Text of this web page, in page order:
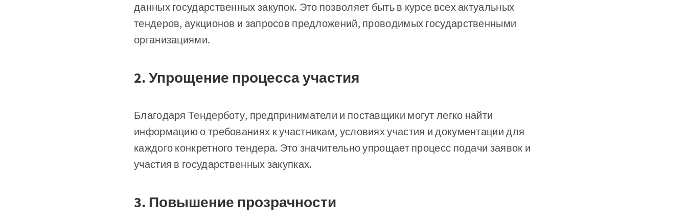
данных государственных закупок. Это позволяет быть в курсе всех актуальных
тендеров, аукционов и запросов предложений, проводимых государственными
организациями.
2. Упрощение процесса участия
Благодаря Тендерботу, предприниматели и поставщики могут легко найти
информацию о требованиях к участникам, условиях участия и документации для
каждого конкретного тендера. Это значительно упрощает процесс подачи заявок и
участия в государственных закупках.
3. Повышение прозрачности